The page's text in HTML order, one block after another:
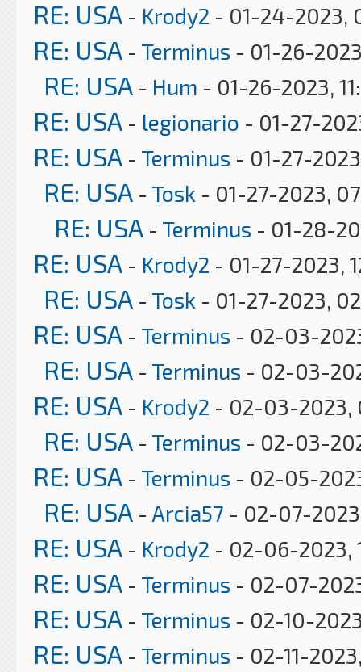
RE: USA - Krody2 - 01-24-2023,
RE: USA - Terminus - 01-26-
RE: USA - Hum - 01-26-2023,
RE: USA - legionario - 01-27-
RE: USA - Terminus - 01-27-
RE: USA - Tosk - 01-27-2023,
RE: USA - Terminus - 01-28-
RE: USA - Krody2 - 01-27-2023,
RE: USA - Tosk - 01-27-2023,
RE: USA - Terminus - 02-03-
RE: USA - Terminus - 02-03-
RE: USA - Krody2 - 02-03-2023,
RE: USA - Terminus - 02-03-
RE: USA - Terminus - 02-05-
RE: USA - Arcia57 - 02-07-
RE: USA - Krody2 - 02-06-2023,
RE: USA - Terminus - 02-07-
RE: USA - Terminus - 02-10-
RE: USA - Terminus - 02-11-